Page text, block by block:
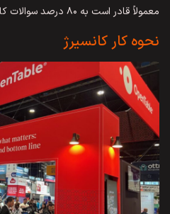
معمولاً قادر است به ۸۰ درصد سوالات کاربران پاسخ دهد.
نحوه کار کانسیرژ